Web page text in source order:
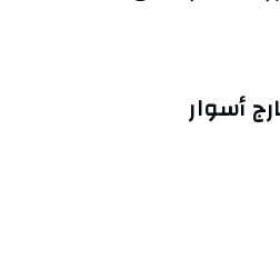
أسوار